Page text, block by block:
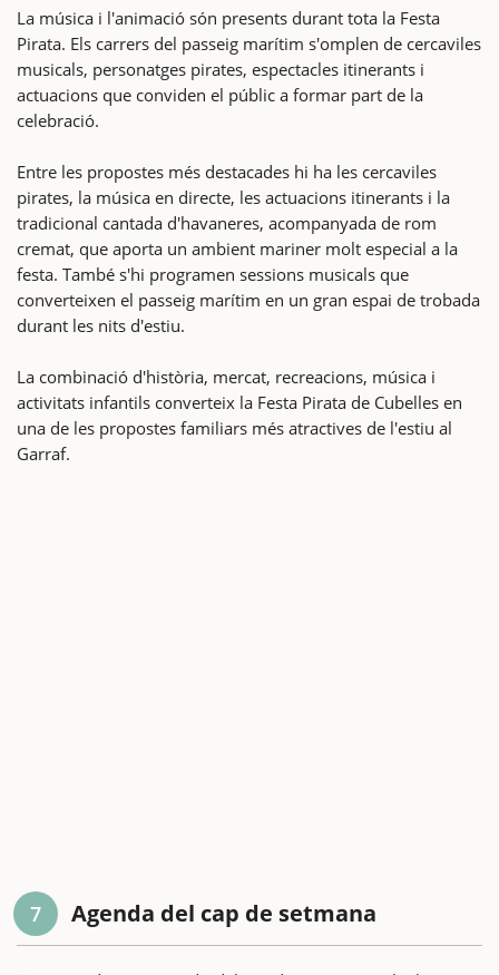
La música i l'animació són presents durant tota la Festa
Pirata. Els carrers del passeig marítim s'omplen de cercaviles
musicals, personatges pirates, espectacles itinerants i
actuacions que conviden el públic a formar part de la
celebració.
Entre les propostes més destacades hi ha les cercaviles
pirates, la música en directe, les actuacions itinerants i la
tradicional cantada d'havaneres, acompanyada de rom
cremat, que aporta un ambient mariner molt especial a la
festa. També s'hi programen sessions musicals que
converteixen el passeig marítim en un gran espai de trobada
durant les nits d'estiu.
La combinació d'història, mercat, recreacions, música i
activitats infantils converteix la Festa Pirata de Cubelles en
una de les propostes familiars més atractives de l'estiu al
Garraf.
7 Agenda del cap de setmana